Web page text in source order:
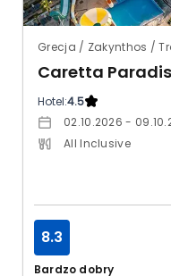
Grecja / Zakynthos /
Caretta
Hotel:4.5
02.10.2026 -
All Inclusive
Bardzo dobry
8.3